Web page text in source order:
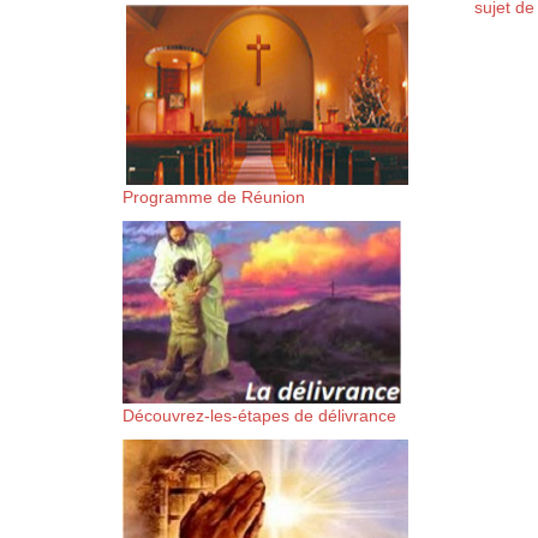
suis-sans-rien-a-moi.mp3
content/uploads/2018/06/
Programme de Réunion
Découvrez-les-étapes de délivrance
sujet